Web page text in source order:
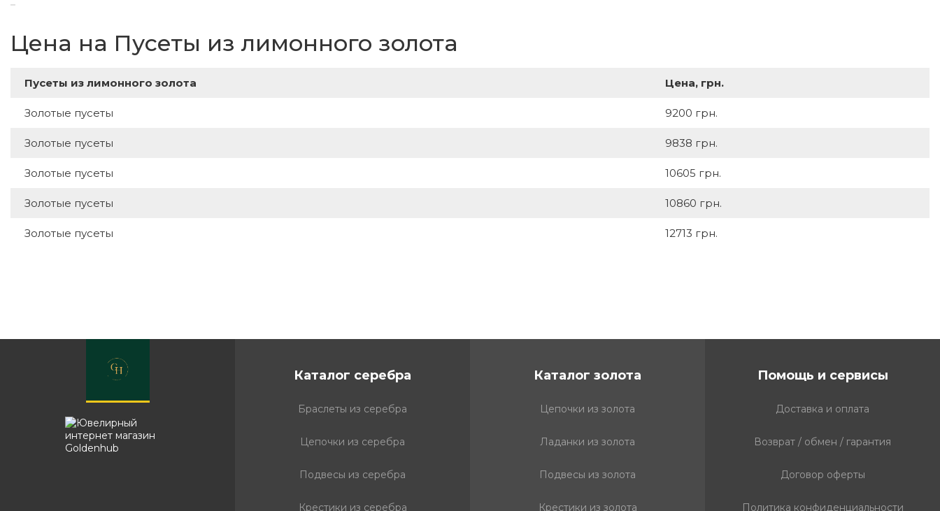
Цена на Пусеты из лимонного золота
Пусеты из лимонного золота Цена, грн.
Золотые пусеты 9200 грн.
Золотые пусеты 9838 грн.
Золотые пусеты 10605 грн.
Золотые пусеты 10860 грн.
Золотые пусеты 12713 грн.
Каталог серебра
Браслеты из серебра
Цепочки из серебра
Подвесы из серебра
Крестики из серебра
Каталог золота
Цепочки из золота
Ладанки из золота
Подвесы из золота
Крестики из золота
Помощь и сервисы
Доставка и оплата
Возврат / обмен / гарантия
Договор оферты
Политика конфиденциальности